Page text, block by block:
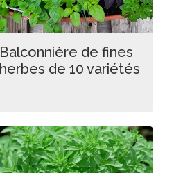
Balconnière de fines
herbes de 10 variétés